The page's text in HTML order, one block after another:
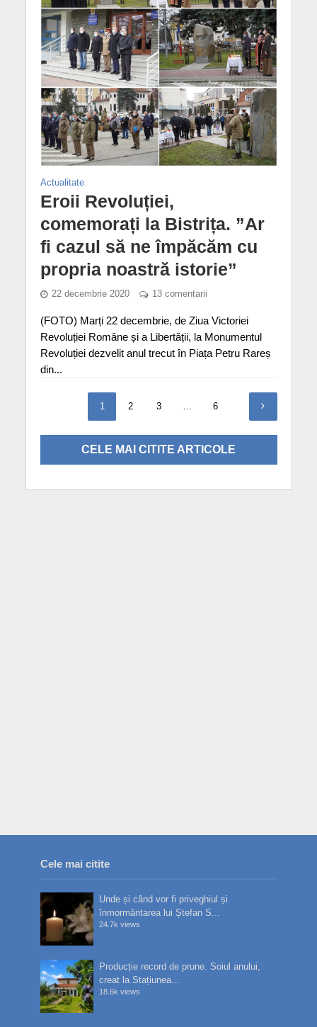
Actualitate
Eroii Revoluției,
comemorați la Bistrița. ”Ar
fi cazul să ne împăcăm cu
propria noastră istorie”
22 decembrie 2020 13 comentarii
(FOTO) Marți 22 decembrie, de Ziua Victoriei
Revoluției Române și a Libertății, la Monumentul
Revoluției dezvelit anul trecut în Piața Petru Rareș
din...
1 2 3 … 6
CELE MAI CITITE ARTICOLE
Cele mai citite
Unde și când vor fi priveghiul și
înmormântarea lui Ștefan S...
24.7k views
Producție record de prune. Soiul anului,
creat la Stațiunea...
18.6k views